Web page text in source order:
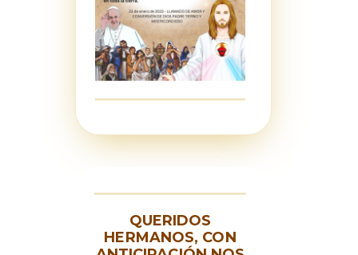
QUERIDOS
HERMANOS, CON